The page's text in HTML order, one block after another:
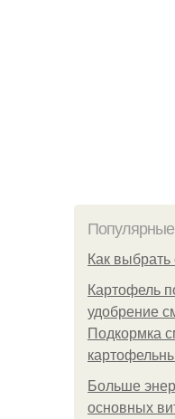
Как
Картофель
удобрение
Подкормка
Больше
основных